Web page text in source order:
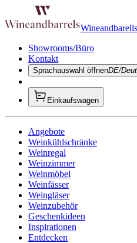
Showrooms/Büro
Kontakt
Sprachauswahl öffnenDE/
Einkaufswagen
Angebote
Weinkühlschränke
Weinregal
Weinzimmer
Weinmöbel
Weinfässer
Weingläser
Weinzubehör
Geschenkideen
Inspirationen
Entdecken